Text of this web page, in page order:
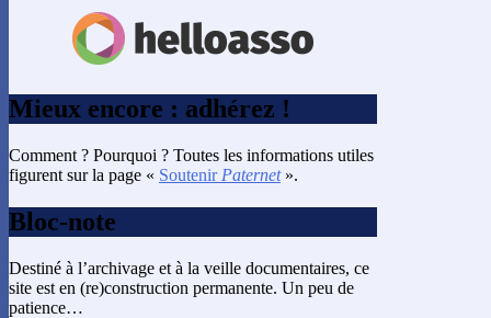
Mieux encore : adhérez !
Comment ? Pourquoi ? Toutes les informations utiles
figurent sur la page « Soutenir Paternet».
Bloc-note
Destiné à l’archivage et à la veille documentaires, ce
site est en (re)construction permanente. Un peu de
patience…